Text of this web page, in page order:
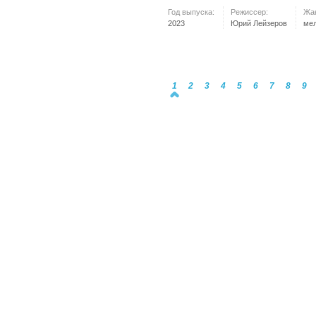
Год выпуска:
2023
Режиссер:
Юрий Лейзеров
1 2 3 4 5 6 7 8 9